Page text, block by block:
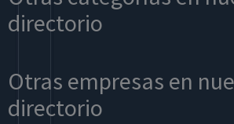
directorio
Otras empresas en
directorio